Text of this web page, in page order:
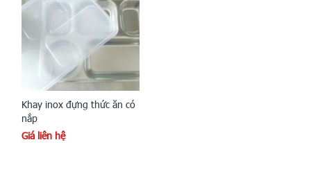
Khay inox đựng thức ăn có
nắp
Giá liên hệ